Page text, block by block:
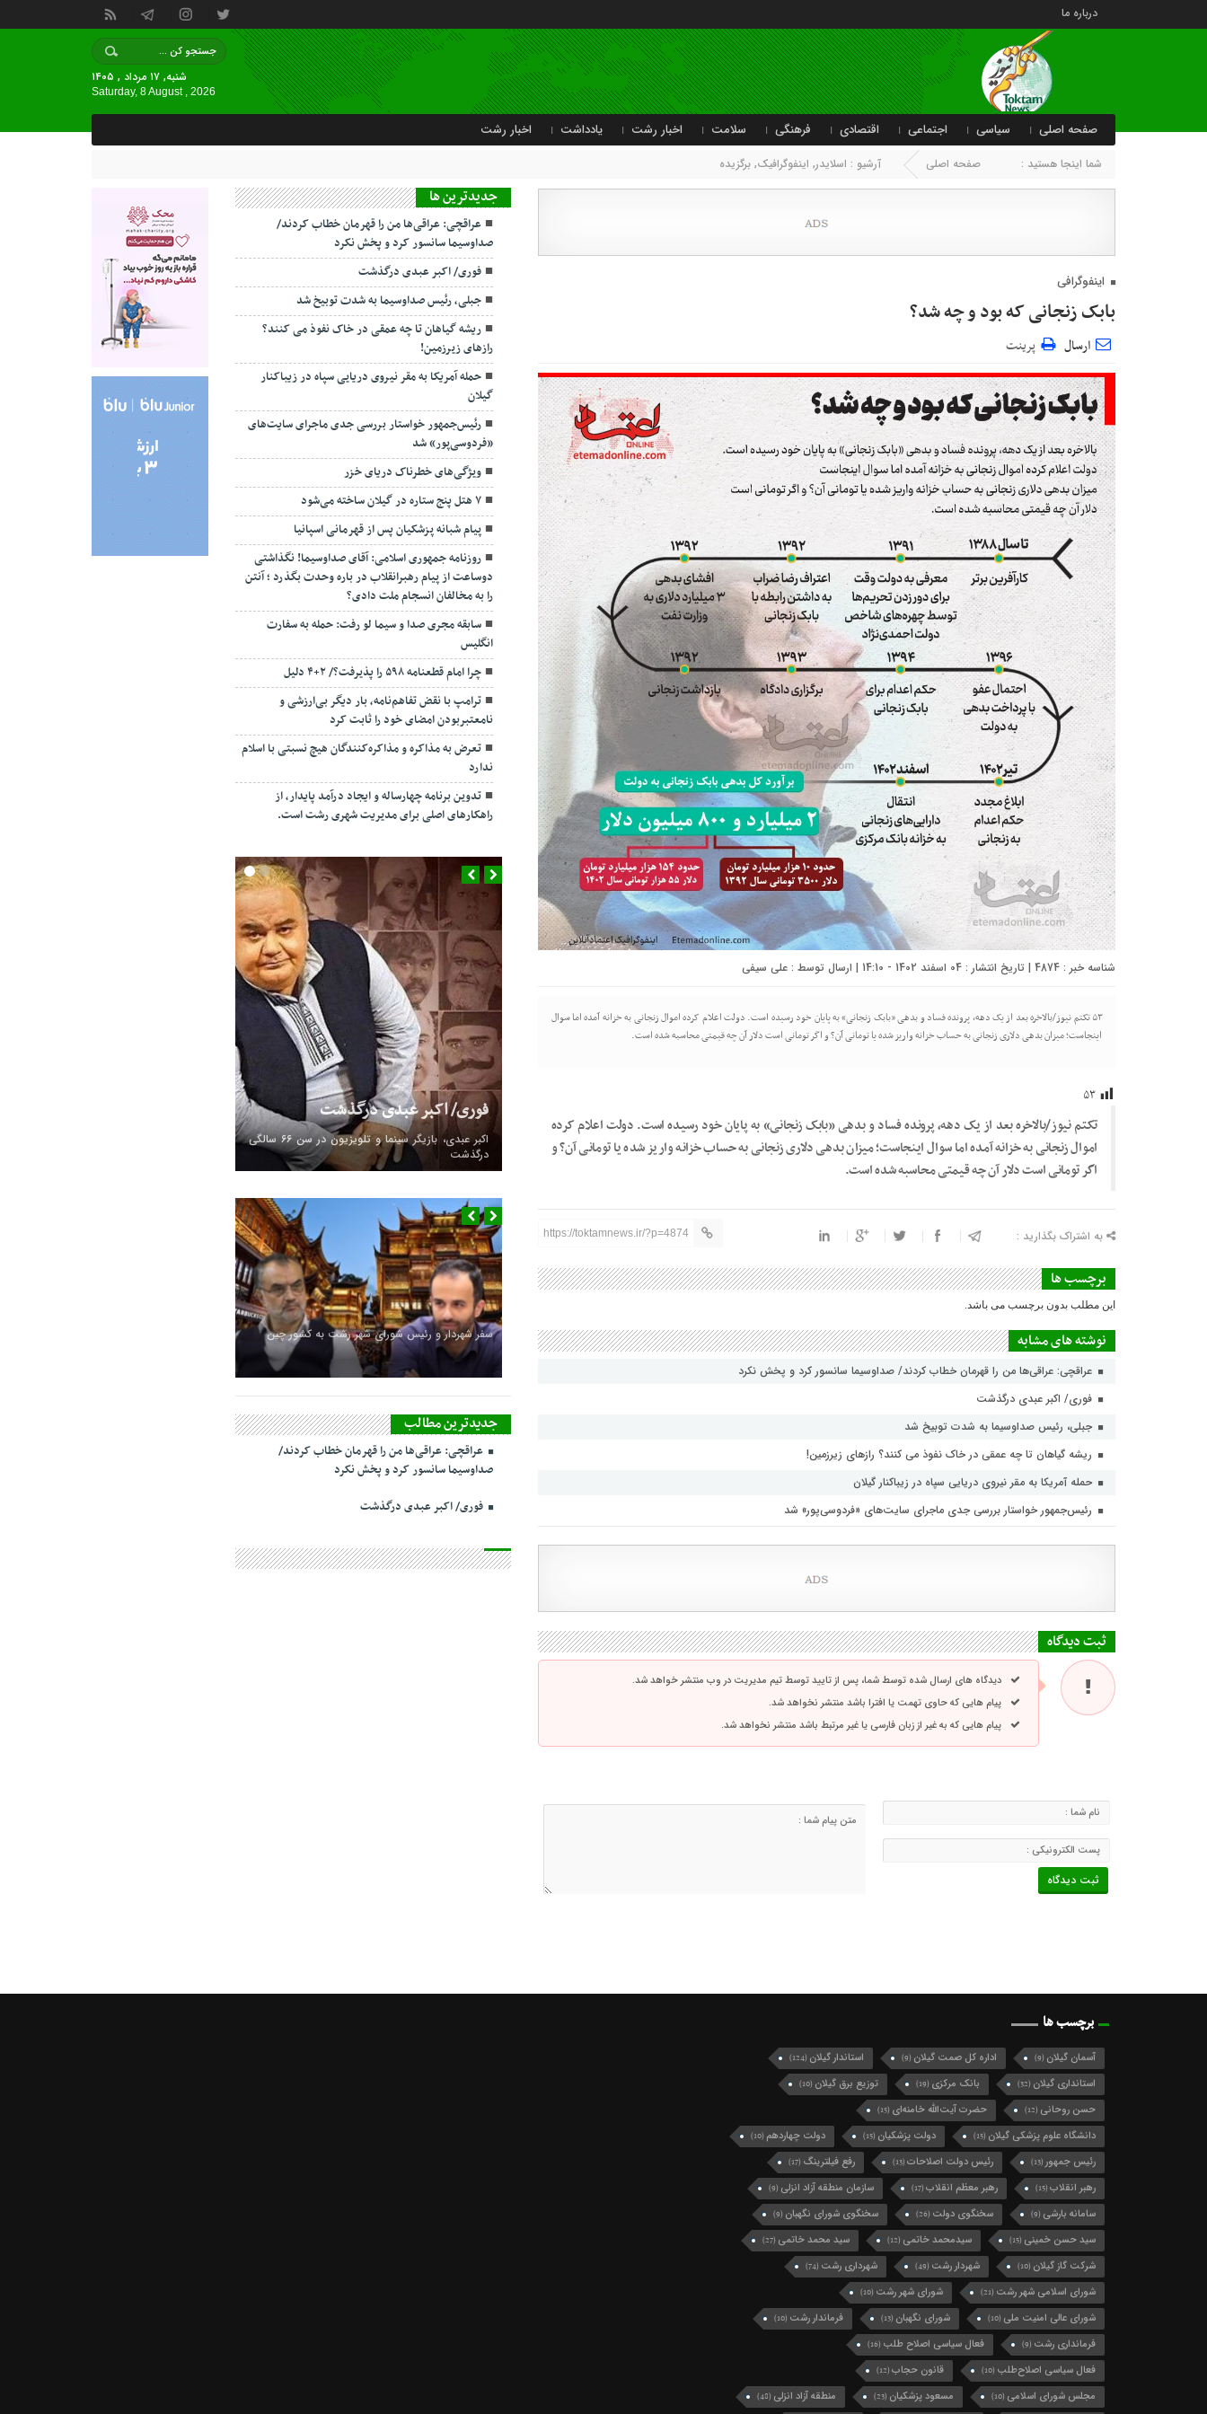
درباره ما
شنبه, ۱۷ مرداد , ۱۴۰۵
Saturday, 8 August , 2026
صفحه اصلی سیاسی اجتماعی اقتصادی فرهنگی سلامت اخبار رشت یادداشت اخبار رشت
شما اینجا هستید : صفحه اصلی آرشیو : اسلایدر, اینفوگرافیک, برگزیده
اینفوگرافی
بابک زنجانی که بود و چه شد؟
ارسال پرینت
شناسه خبر : 4874 | تاریخ انتشار : 04 اسفند 1402 - 14:10 | ارسال توسط : علی سیفی
۵۳ تکتم نیوز/بالاخره بعد از یک دهه، پرونده فساد و بدهی «بابک زنجانی» به پایان خود رسیده است. دولت اعلام کرده اموال زنجانی به خزانه آمده اما سوال
اینجاست؛ میزان بدهی دلاری زنجانی به حساب خزانه واریز شده یا تومانی آن؟ و اگر تومانی است دلار آن چه قیمتی محاسبه شده است.
۵۳
تکتم نیوز/بالاخره بعد از یک دهه، پرونده فساد و بدهی «بابک زنجانی» به پایان خود رسیده است. دولت اعلام کرده
اموال زنجانی به خزانه آمده اما سوال اینجاست؛ میزان بدهی دلاری زنجانی به حساب خزانه واریز شده یا تومانی آن؟ و
اگر تومانی است دلار آن چه قیمتی محاسبه شده است.
به اشتراک بگذارید : https://toktamnews.ir/?p=4874
برچسب ها
این مطلب بدون برچسب می باشد.
نوشته های مشابه
عراقچی: عراقی‌ها من را قهرمان خطاب کردند/ صداوسیما سانسور کرد و پخش نکرد
فوری/ اکبر عبدی درگذشت
جبلی، رئیس صداوسیما به شدت توبیخ شد
ریشه گیاهان تا چه عمقی در خاک نفوذ می کنند؟ رازهای زیرزمین!
حمله آمریکا به مقر نیروی دریایی سپاه در زیباکنار گیلان
رئیس‌جمهور خواستار بررسی جدی ماجرای سایت‌های «فردوسی‌پور» شد
ثبت دیدگاه
دیدگاه های ارسال شده توسط شما، پس از تایید توسط تیم مدیریت در وب منتشر خواهد شد.
پیام هایی که حاوی تهمت یا افترا باشد منتشر نخواهد شد.
پیام هایی که به غیر از زبان فارسی یا غیر مرتبط باشد منتشر نخواهد شد.
جديدترين ها
عراقچی: عراقی‌ها من را قهرمان خطاب کردند/
صداوسیما سانسور کرد و پخش نکرد
فوری/ اکبر عبدی درگذشت
جبلی، رئیس صداوسیما به شدت توبیخ شد
ریشه گیاهان تا چه عمقی در خاک نفوذ می کنند؟
رازهای زیرزمین!
حمله آمریکا به مقر نیروی دریایی سپاه در زیباکنار
گیلان
رئیس‌جمهور خواستار بررسی جدی ماجرای سایت‌های
«فردوسی‌پور» شد
ویژگی‌های خطرناک دریای خزر
۷ هتل پنج ستاره در گیلان ساخته می‌شود
پیام شبانه پزشکیان پس از قهرمانی اسپانیا
روزنامه جمهوری اسلامی: آقای صداوسیما! نگذاشتی
دوساعت از پیام رهبرانقلاب در باره وحدت بگذرد ؛ آنتن
را به مخالفان انسجام ملت دادی؟
سابقه مجری صدا و سیما لو رفت: حمله به سفارت
انگلیس
چرا امام قطعنامه ۵۹۸ را پذیرفت؟/ ۲+۴ دلیل
ترامپ با نقض تفاهم‌نامه، بار دیگر بی‌ارزشی و
نامعتبربودن امضای خود را ثابت کرد
تعرض به مذاکره و مذاکره‌کنندگان هیچ نسبتی با اسلام
ندارد
تدوین برنامه چهارساله و ایجاد درآمد پایدار، از
راهکارهای اصلی برای مدیریت شهری رشت است.
فوری/ اکبر عبدی درگذشت
اکبر عبدی، بازیگر سینما و تلویزیون در سن ۶۶ سالگی
درگذشت
سفر شهردار و رئیس شورای شهر رشت به کشور چین
جدیدترین مطالب
عراقچی: عراقی‌ها من را قهرمان خطاب کردند/
صداوسیما سانسور کرد و پخش نکرد
فوری/ اکبر عبدی درگذشت
برچسب ها
آسمان گیلان (9) اداره کل صمت گیلان (9) استاندار گیلان (124)
استانداری گیلان (32) بانک مرکزی (19) توزیع برق گیلان (10)
حسن روحانی (12) حضرت آیت‌الله خامنه‌ای (15)
دانشگاه علوم پزشکی گیلان (15) دولت پزشکیان (15) دولت چهاردهم (10)
رئیس جمهور(13) رئیس دولت اصلاحات(13) رفع فیلترینگ (17)
رهبر انقلاب(15) رهبر معظم انقلاب(17) سازمان منطقه آزاد انزلی (9)
سامانه بارشی (9) سخنگوی دولت (26) سخنگوی شورای نگهبان (9)
سید حسن خمینی (15) سیدمحمد خاتمی (12) سید محمد خاتمی (27)
شرکت گاز گیلان (10) شهردار رشت (49) شهرداری رشت (74)
شورای اسلامی شهر رشت (21) شورای شهر رشت (10)
شورای عالی امنیت ملی (10) شورای نگهبان (13) فرماندار رشت (10)
فرمانداری رشت (9) فعال سیاسی اصلاح طلب (16)
فعال سیاسی اصلاح‌طلب (10) قانون حجاب(12)
مجلس شورای اسلامی (10) مسعود پزشکیان (23) منطقه آزاد انزلی (48)